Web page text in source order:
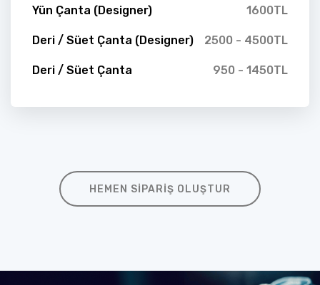
Yün Çanta (Designer) 1600TL
Deri / Süet Çanta (Designer) 2500 - 4500TL
Deri / Süet Çanta 950 - 1450TL
HEMEN SIPARIŞ OLUŞTUR